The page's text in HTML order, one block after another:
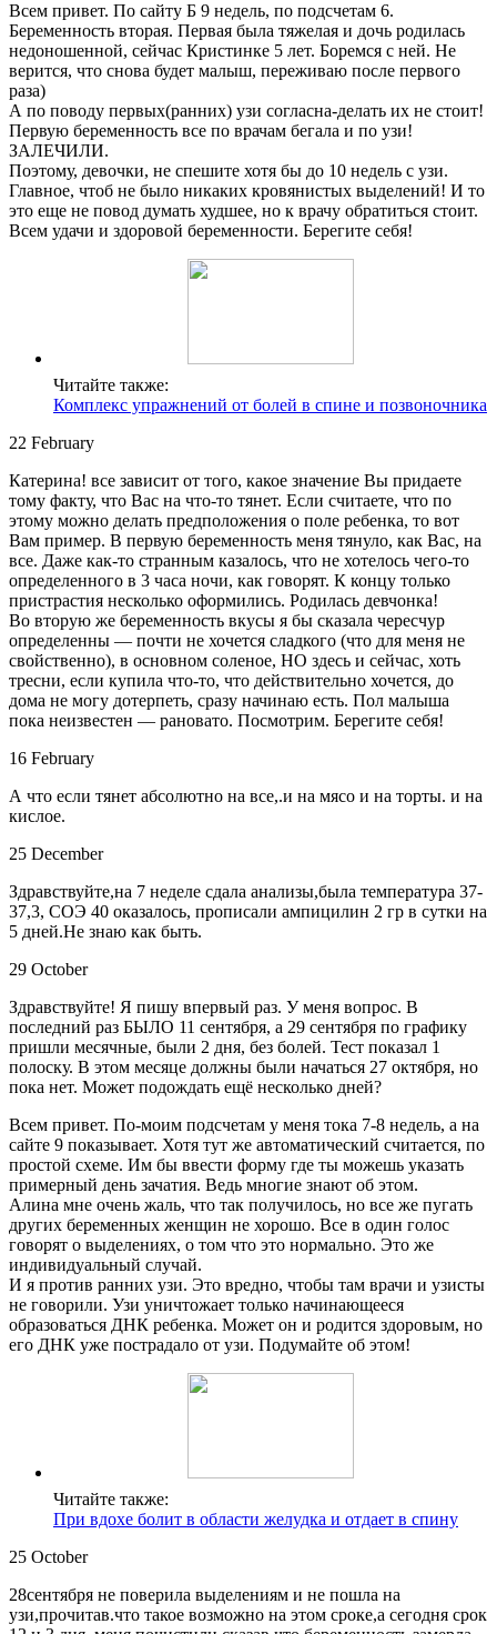
Всем привет. По сайту Б 9 недель, по подсчетам 6.
Беременность вторая. Первая была тяжелая и дочь родилась
недоношенной, сейчас Кристинке 5 лет. Боремся с ней. Не
верится, что снова будет малыш, переживаю после первого
раза)
А по поводу первых(ранних) узи согласна-делать их не стоит!
Первую беременность все по врачам бегала и по узи!
ЗАЛЕЧИЛИ.
Поэтому, девочки, не спешите хотя бы до 10 недель с узи.
Главное, чтоб не было никаких кровянистых выделений! И то
это еще не повод думать худшее, но к врачу обратиться стоит.
Всем удачи и здоровой беременности. Берегите себя!
Читайте также:
Комплекс упражнений от болей в спине и позвоночника
22 February
Катерина! все зависит от того, какое значение Вы придаете
тому факту, что Вас на что-то тянет. Если считаете, что по
этому можно делать предположения о поле ребенка, то вот
Вам пример. В первую беременность меня тянуло, как Вас, на
все. Даже как-то странным казалось, что не хотелось чего-то
определенного в 3 часа ночи, как говорят. К концу только
пристрастия несколько оформились. Родилась девчонка!
Во вторую же беременность вкусы я бы сказала чересчур
определенны — почти не хочется сладкого (что для меня не
свойственно), в основном соленое, НО здесь и сейчас, хоть
тресни, если купила что-то, что действительно хочется, до
дома не могу дотерпеть, сразу начинаю есть. Пол малыша
пока неизвестен — рановато. Посмотрим. Берегите себя!
16 February
А что если тянет абсолютно на все,.и на мясо и на торты. и на
кислое.
25 December
Здравствуйте,на 7 неделе сдала анализы,была температура 37-
37,3, СОЭ 40 оказалось, прописали ампицилин 2 гр в сутки на
5 дней.Не знаю как быть.
29 October
Здравствуйте! Я пишу впервый раз. У меня вопрос. В
последний раз БЫЛО 11 сентября, а 29 сентября по графику
пришли месячные, были 2 дня, без болей. Тест показал 1
полоску. В этом месяце должны были начаться 27 октября, но
пока нет. Может подождать ещё несколько дней?
Всем привет. По-моим подсчетам у меня тока 7-8 недель, а на
сайте 9 показывает. Хотя тут же автоматический считается, по
простой схеме. Им бы ввести форму где ты можешь указать
примерный день зачатия. Ведь многие знают об этом.
Алина мне очень жаль, что так получилось, но все же пугать
других беременных женщин не хорошо. Все в один голос
говорят о выделениях, о том что это нормально. Это же
индивидуальный случай.
И я против ранних узи. Это вредно, чтобы там врачи и узисты
не говорили. Узи уничтожает только начинающееся
образоваться ДНК ребенка. Может он и родится здоровым, но
его ДНК уже пострадало от узи. Подумайте об этом!
Читайте также:
При вдохе болит в области желудка и отдает в спину
25 October
28сентября не поверила выделениям и не пошла на
узи,прочитав.что такое возможно на этом сроке,а сегодня срок